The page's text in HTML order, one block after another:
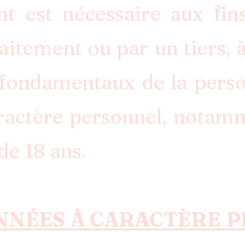
nécessaire aux
ou par un tiers,
de la
personnel,
18 ans.
À CARACTÈRE